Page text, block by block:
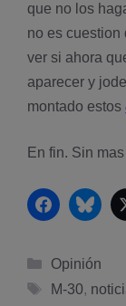
que no los
no es cuestion
ver si ahora
aparecer y
montado estos
En fin. Sin
Facebook
Categorías
Opinión
Etiquetas
M-30,